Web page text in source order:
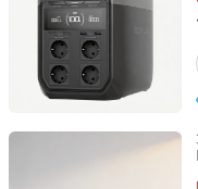
Hongkong,
Shenzhen Meco New